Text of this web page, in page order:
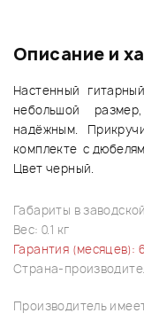
Описание и
Настенный
небольшой
надёжным.
комплекте с
Цвет черный.
Габариты в
Вес: 0.1 кг
Гарантия (месяцев):
Страна-
Производитель